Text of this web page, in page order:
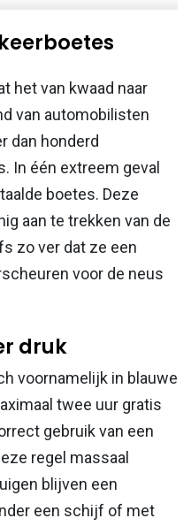
het van kwaad naar
van automobilisten
dan honderd
In één extreem geval
boetes. Deze
aan te trekken van de
zo ver dat ze een
voor de neus
druk
voornamelijk in blauwe
twee uur gratis
gebruik van een
regel massaal
blijven een
een schijf of met